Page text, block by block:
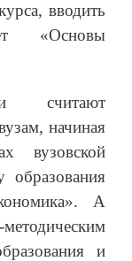
вводить
«Основы
считают
начиная
вузовской
образования
А
и